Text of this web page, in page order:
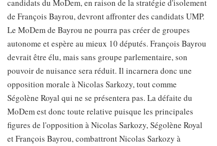
candidats du MoDem, en raison de la stratégie d'isolement
de François Bayrou, devront affronter des candidats UMP.
Le MoDem de Bayrou ne pourra pas créer de groupes
autonome et espère au mieux 10 députés. François Bayrou
devrait être élu, mais sans groupe parlementaire, son
pouvoir de nuisance sera réduit. Il incarnera donc une
opposition morale à Nicolas Sarkozy, tout comme
Ségolène Royal qui ne se présentera pas. La défaite du
MoDem est donc toute relative puisque les principales
figures de l'opposition à Nicolas Sarkozy, Ségolène Royal
et François Bayrou, combattront Nicolas Sarkozy à